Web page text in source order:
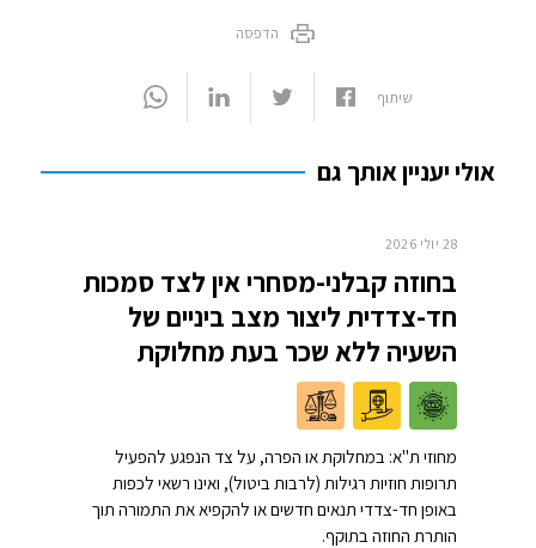
הדפסה
שיתוף
אולי יעניין אותך גם
28 יולי 2026
בחוזה קבלני-מסחרי אין לצד סמכות
חד-צדדית ליצור מצב ביניים של
השעיה ללא שכר בעת מחלוקת
מחוזי ת"א: במחלוקת או הפרה, על צד הנפגע להפעיל
תרופות חוזיות רגילות (לרבות ביטול), ואינו רשאי לכפות
באופן חד-צדדי תנאים חדשים או להקפיא את התמורה תוך
הותרת החוזה בתוקף.